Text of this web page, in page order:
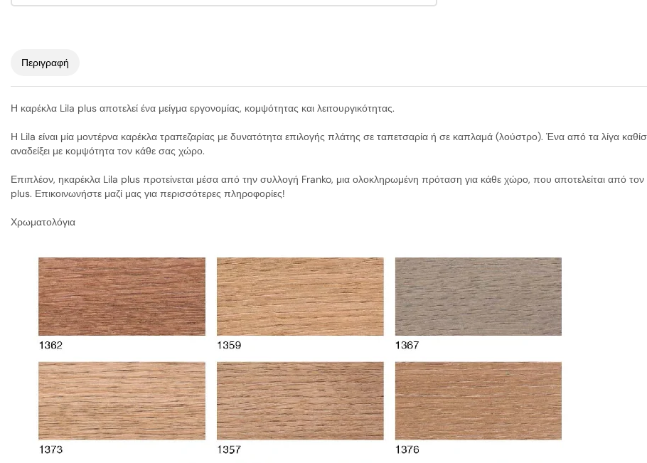
Περιγραφή
Η καρέκλα Lila plus αποτελεί ένα μείγμα εργονομίας, κομψότητας και λειτουργικότητας.
Η Lila είναι μία μοντέρνα καρέκλα τραπεζαρίας με δυνατότητα επιλογής πλάτης σε ταπετσαρία ή σε καπλαμά (λούστρο). Ένα από τα λίγα
αναδείξει με κομψότητα τον κάθε σας χώρο.
Επιπλέον, ηκαρέκλα Lila plus προτείνεται μέσα από την συλλογή Franko, μια ολοκληρωμένη πρόταση για κάθε χώρο, που αποτελείται από
plus. Επικοινωνήστε μαζί μας για περισσότερες πληροφορίες!
Χρωματολόγια